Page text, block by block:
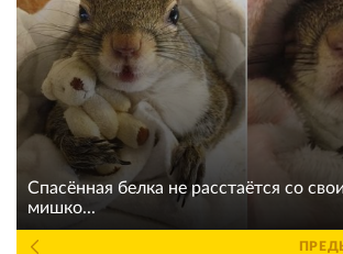
Спасённая белка не расстаётся со
мишко...